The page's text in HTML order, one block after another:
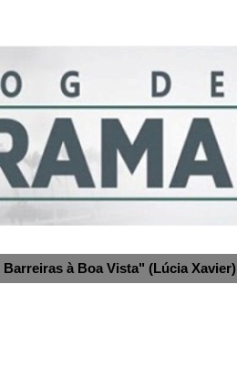
à Boa Vista" (Lúcia Xavier)